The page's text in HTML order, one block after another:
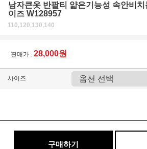
남자큰옷 반팔티 얇은기능성 속안비
이즈 W128957
110,120,130,140
판매가 : 28,000원
사이즈
구매하기